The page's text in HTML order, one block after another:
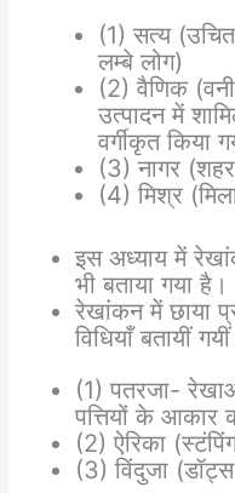
(1) सत्य
लम्बे लोग)
(2) वैणिक
उत्पादन में
वर्गीकृत किया
(3) नागर
(4) मिश्र
इस अध्याय में
भी बताया गया है।
रेखांकन में छाया
विधियाँ बतायीं
(1) पतरजा-
पत्तियों के आकार
(2) ऐरिका
(3) विंदुजा (डॉट्स